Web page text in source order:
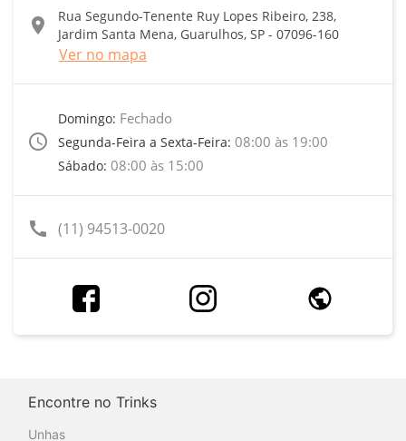
location_on
Rua Segundo-Tenente Ruy Lopes Ribeiro, 238,
Jardim Santa Mena, Guarulhos, SP - 07096-160
Ver no mapa
access_time
Domingo: Fechado
Segunda-Feira a Sexta-Feira: 08:00 às 19:00
Sábado: 08:00 às 15:00
call (11) 94513-0020
Encontre no Trinks
Unhas